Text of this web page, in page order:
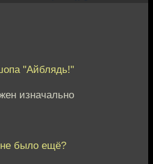
"Айблядь!"
изначально
было ещё?